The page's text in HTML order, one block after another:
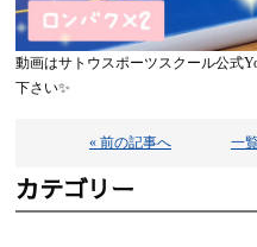
動画はサトウスポーツスクール公式
下さい✨
« 前の記事へ 一
カテゴリー